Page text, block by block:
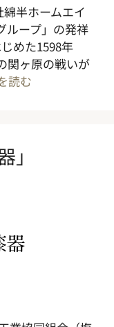
綿半ホームエイ
ループ」の発祥
めた1598年
関ヶ原の戦いが
読む
」